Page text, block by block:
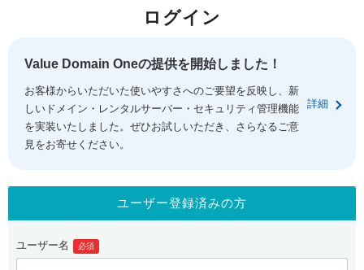
ドメイン移管
ドメイン価格一覧
ドメイン一括検索
.jpドメインオークション
gTLDオークション NEW!
.jpドメインバックオーダー
コアサーバー
バリューサーバー
XREA
セキュリティトップ
Value Domain ネットde診断
SSL証明書
サービストップ
お得意様割引
紹介制度
facebook
ログイン
ログイン
Value Domain Oneの提供を開始しました！
お客様からいただいた使いやすさへのご要望を反映し、新
しいドメイン・レンタルサーバー・セキュリティ管理機能
を実装いたしました。ぜひお試しいただき、さらなるご意
見をお寄せください。
詳細
ユーザー登録済みの方
ユーザー名 必須